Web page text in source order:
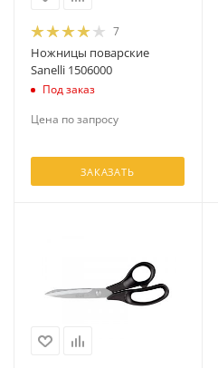
7
Ножницы поварские
Sanelli 1506000
Под заказ
Цена по запросу
ЗАКАЗАТЬ